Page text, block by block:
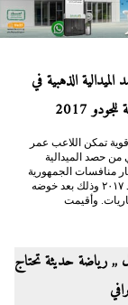
الذهبية في
2017
تمكن اللاعب عمر
من حصد الميدالية
منافسات الجمهورية
للحودو لمواليد ٢٠١٧ وذلك بعد خوضه
وأقيمت
,, رياضة حديثة تحتاج